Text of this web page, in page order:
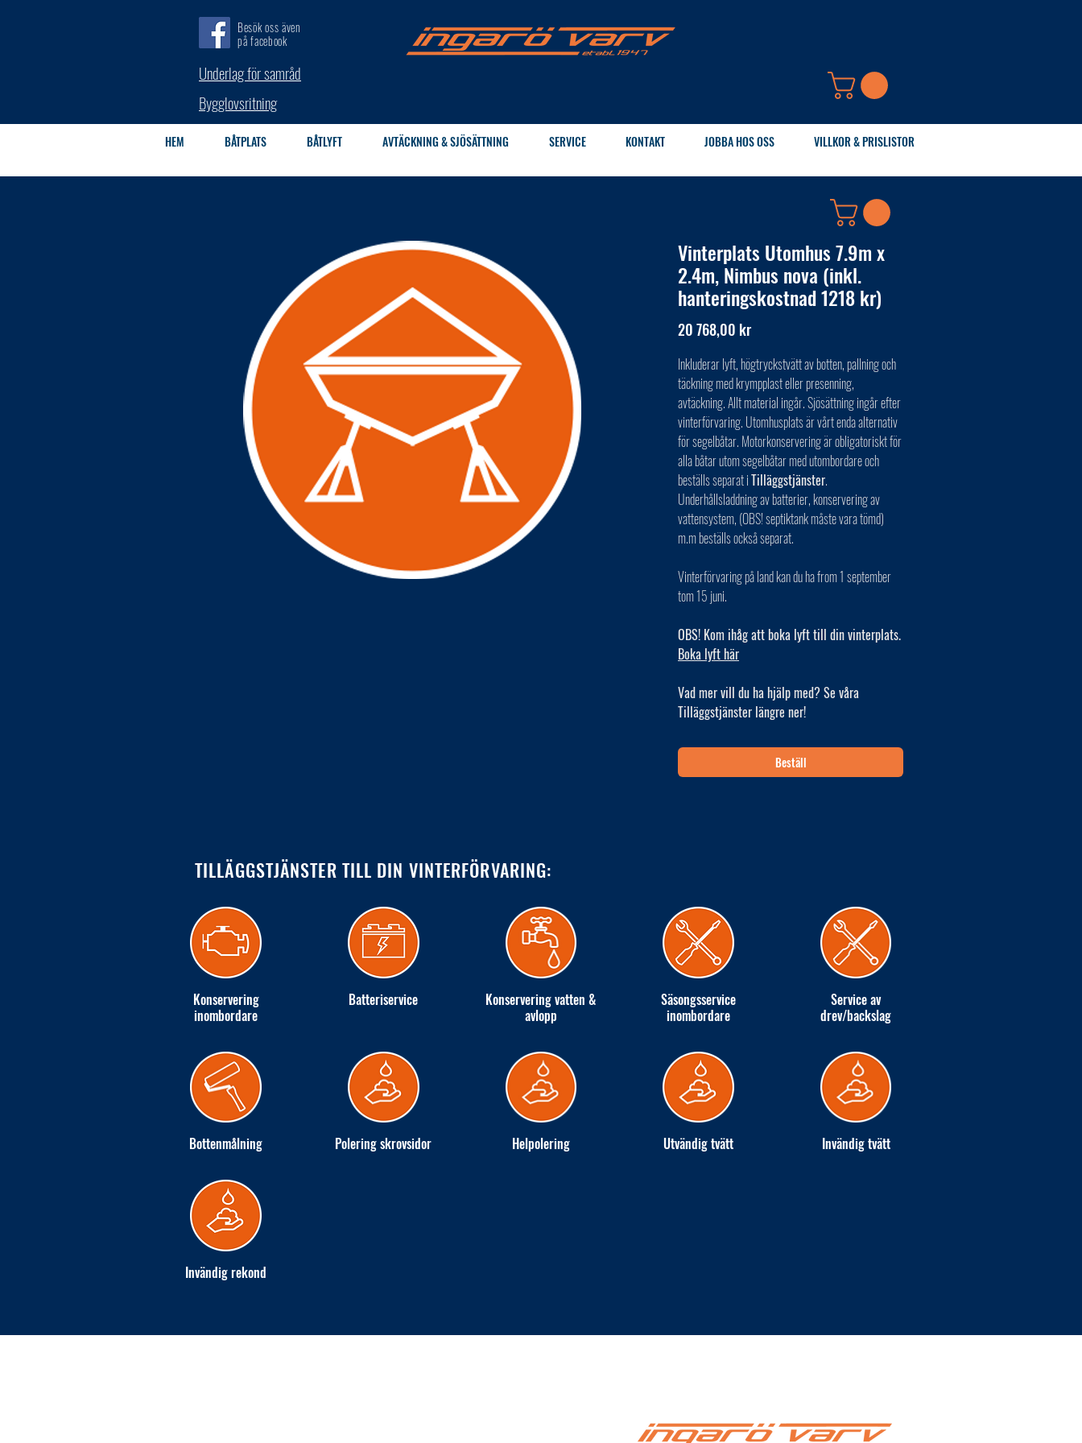
Besök oss även
på facebook
Underlag för samråd
Bygglovsritning
HEM BÅTPLATS BÅTLYFT AVTÄCKNING & SJÖSÄTTNING SERVICE KONTAKT JOBBA HOS OSS VILLKOR & PRISLISTOR
TILLÄGGSTJÄNSTER TILL DIN VINTERFÖRVARING:
Konservering
inombordare
Batteriservice
Konservering vatten &
avlopp
Säsongsservice
inombordare
Service av
drev/backslag
Bottenmålning Polering skrovsidor Helpolering Utvändig tvätt Invändig tvätt
Invändig rekond
Vinterplats Utomhus 7.9m x
2.4m, Nimbus nova (inkl.
hanteringskostnad 1218 kr)
20 768,00 krPris
Inkluderar lyft, högtryckstvätt av botten, pallning och
täckning med krympplast eller presenning,
avtäckning. Allt material ingår. Sjösättning ingår efter
vinterförvaring. Utomhusplats är vårt enda alternativ
för segelbåtar. Motorkonservering är obligatoriskt för
alla båtar utom segelbåtar med utombordare och
beställs separat iTilläggstjänster.
Underhållsladdning av batterier, konservering av
vattensystem, (OBS! septiktank måste vara tömd)
m.m beställs också separat.
Vinterförvaring på land kan du ha from 1 september
tom 15 juni.
OBS! Kom ihåg att boka lyft till din vinterplats.
Boka lyft här
Vad mer vill du ha hjälp med? Se våra
Tilläggstjänster längre ner!
Beställ